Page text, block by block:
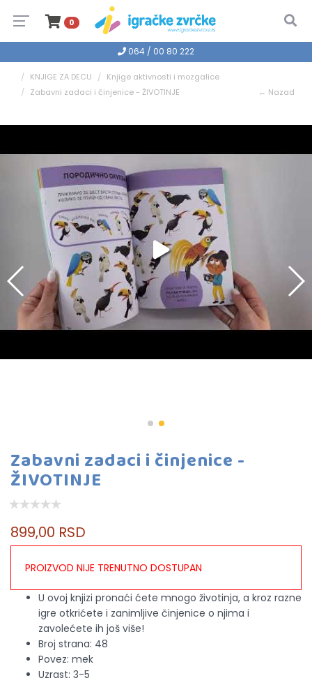
0
064 / 00 80 222
KNJIGE ZA DECU
Knjige aktivnosti i mozgalice
Zabavni zadaci i činjenice - ŽIVOTINJE
← Nazad
Zabavni zadaci i činjenice -
ŽIVOTINJE
899,00 RSD
PROIZVOD NIJE TRENUTNO DOSTUPAN
U ovoj knjizi pronaći ćete mnogo životinja, a kroz razne
igre otkrićete i zanimljive činjenice o njima i
zavolećete ih još više!
Broj strana: 48
Povez: mek
Uzrast: 3-5